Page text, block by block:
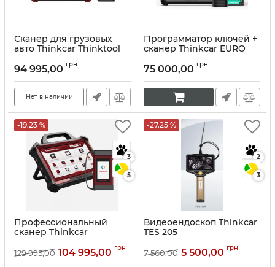
Сканер для грузовых
авто Thinkcar Thinktool
Артикул:10074
94 995,00 грн
Нет в наличии
Программатор ключей +
сканер Thinkcar EURO
Артикул:10075
75 000,00 грн
-19.23 %
3
5
Профессиональный
сканер Thinkcar
Артикул:10076
129 995,00 104 995,00 грн
-27.25 %
2
3
Видеоендоскоп Thinkcar
TES 205
7 560,00 5 500,00 грн